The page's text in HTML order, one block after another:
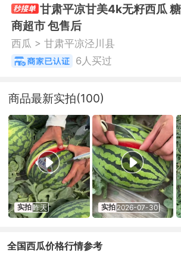
13000元
近期河南鹤壁淇滨区经济型酒
购买13000元
近期楚雄品汇尚购商贸有限公司
5500元
近期楚雄品汇尚购商贸有限公司
买过
今天河北唐山采购商
今天 江苏常州采购商老板
今天佛山市禅城区餐饮配送老
生意
今天河南濮阳采购商老板
今天河南濮阳采购商老板
甘肃平凉甘美4k无籽西瓜
商超市 包售后
西瓜 > 甘肃平凉泾川县
6人买过
商品最新实拍(100)
实拍昨天 实拍 2026-07-30
全国西瓜价格行情参考